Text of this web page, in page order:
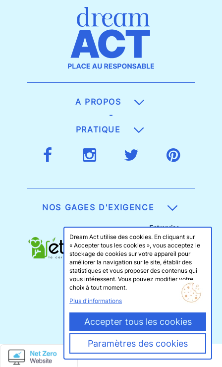
A PROPOS
-
PRATIQUE
NOS GAGES D'EXIGENCE
Dream Act utilise des cookies. En cliquant sur
« Accepter tous les cookies », vous acceptez le
stockage de cookies sur votre appareil pour
améliorer la navigation sur le site, établir des
statistiques et vous proposer des contenus qui
vous intéressent. Vous pouvez modifier votre
choix à tout moment.
Plus d'informations
Accepter tous les cookies
Paramètres des cookies